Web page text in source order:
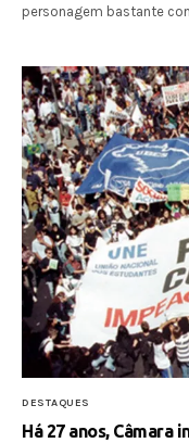
personagem bastante
DESTAQUES
Há 27 anos, Câmara